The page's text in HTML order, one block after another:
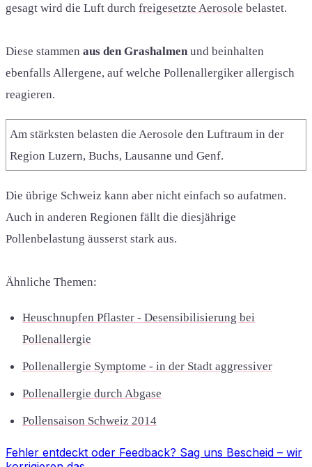
gesagt wird die Luft durch freigesetzte Aerosole belastet.
Diese stammen aus den Grashalmen und beinhalten
ebenfalls Allergene, auf welche Pollenallergiker allergisch
reagieren.
Am stärksten belasten die Aerosole den Luftraum in der
Region Luzern, Buchs, Lausanne und Genf.
Die übrige Schweiz kann aber nicht einfach so aufatmen.
Auch in anderen Regionen fällt die diesjährige
Pollenbelastung äusserst stark aus.
Ähnliche Themen:
Heuschnupfen Pflaster - Desensibilisierung bei
Pollenallergie
Pollenallergie Symptome - in der Stadt aggressiver
Pollenallergie durch Abgase
Pollensaison Schweiz 2014
Fehler entdeckt oder Feedback? Sag uns Bescheid – wir